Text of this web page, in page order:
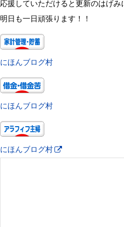
応援していただけると更新のはげみ
明日も一日頑張ります！！
にほんブログ村
にほんブログ村
にほんブログ村